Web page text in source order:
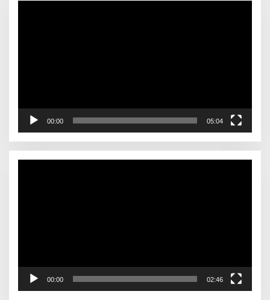
00:00 05:04
00:00 02:46